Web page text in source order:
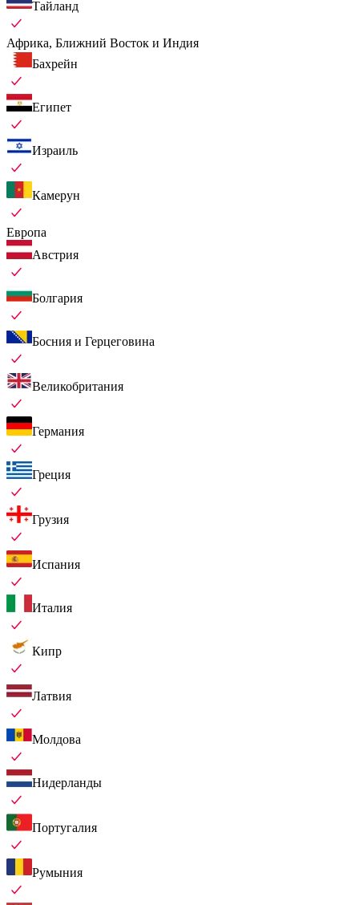
Тайланд
Африка, Ближний Восток и Индия
Бахрейн
Египет
Израиль
Камерун
Европа
Австрия
Болгария
Босния и Герцеговина
Великобритания
Германия
Греция
Грузия
Испания
Италия
Кипр
Латвия
Молдова
Нидерланды
Португалия
Румыния